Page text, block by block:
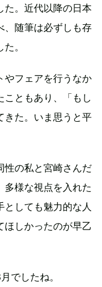
た。近代以降の日本
、随筆は必ずしも存
。
やフェアを行うなか
こともあり、「もし
きた。いま思うと平
性の私と宮崎さんだ
多様な視点を入れた
しても魅力的な人
ほしかったのが早乙
でしたね。